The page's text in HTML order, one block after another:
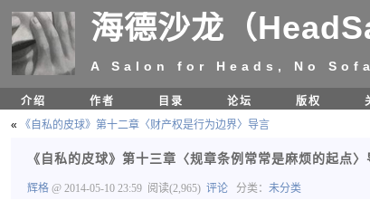
海德沙龙（
A Salon for Heads, No
介绍
作者 目录 论坛 版权
« 《自私的皮球》第十二章〈财产权是行为边界〉导言
《自私的皮球》第十三章〈规章条例常常是麻烦的起点〉
辉格 @ 2014-05-10 23:59 阅读(2,965) 评论 分类： 未分类